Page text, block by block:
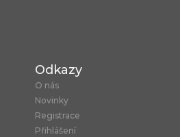
Odkazy
O nás
Novinky
Registrace
Přihlášení